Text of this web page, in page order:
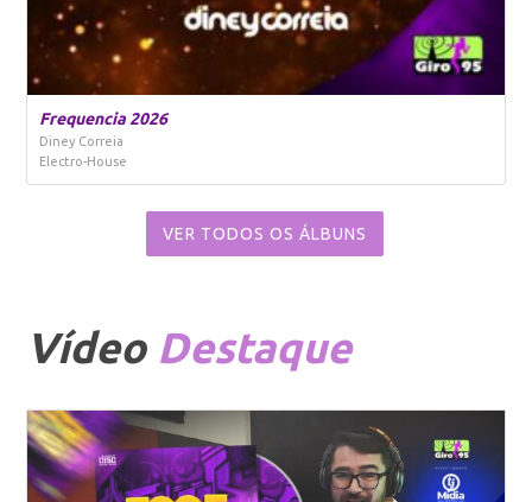
Frequencia 2026
Diney Correia
Electro-House
VER TODOS OS ÁLBUNS
Vídeo Destaque